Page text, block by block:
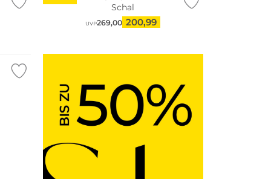
Schal
UVP269,00 200,99